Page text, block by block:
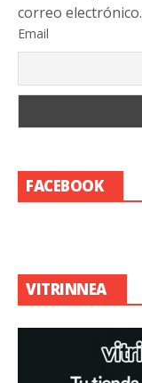
correo electrónico.
Email
FACEBOOK
VITRINNEA